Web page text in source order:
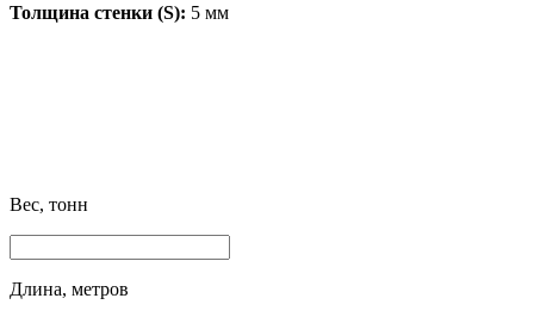
Толщина стенки (S): 5 мм
Вес, тонн
Длина, метров